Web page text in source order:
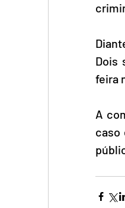
Dois
feira
A
caso